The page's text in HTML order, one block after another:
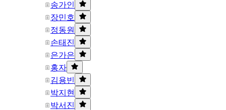
송가인
장민호
정동원
손태진
은가은
홍자
김용빈
박지현
박서진